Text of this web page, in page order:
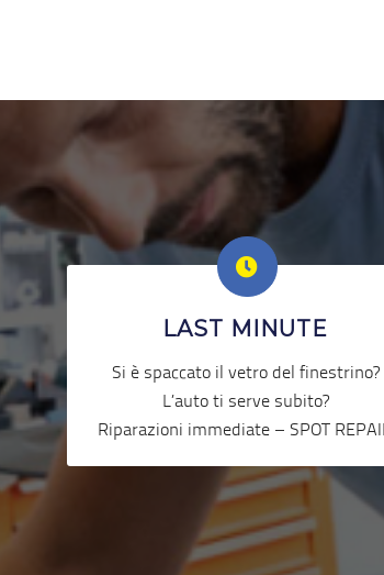
LAST MINUTE
Si è spaccato il vetro del finestrino?
Riparazioni immediate – SPOT REPAIR